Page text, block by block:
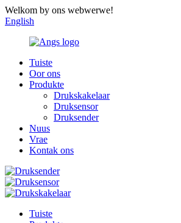
Welkom by ons webwerwe!
English
Tuiste
Oor ons
Produkte
Drukskakelaar
Druksensor
Druksender
Nuus
Vrae
Kontak ons
Tuiste